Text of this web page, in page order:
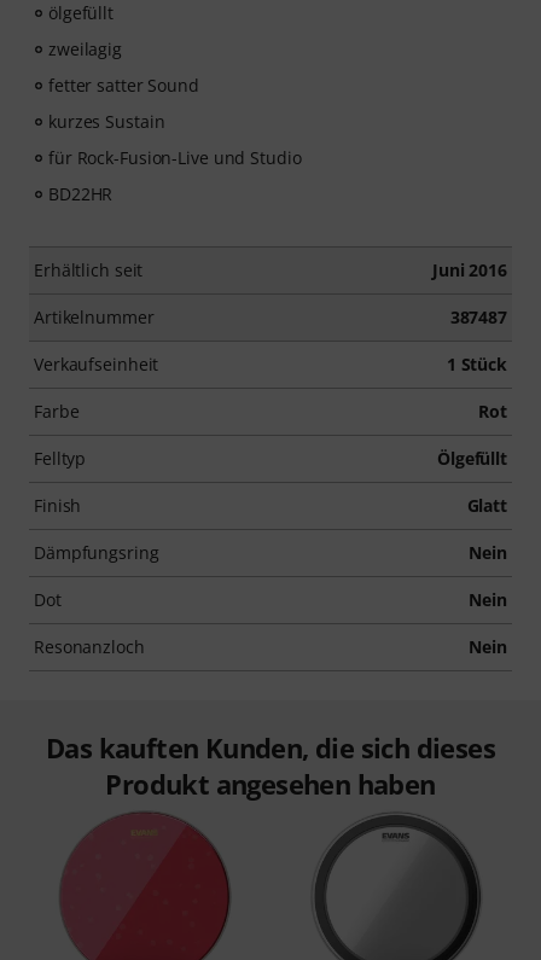
ölgefüllt
zweilagig
fetter satter Sound
kurzes Sustain
für Rock-Fusion-Live und Studio
BD22HR
Erhältlich seit Juni 2016
Artikelnummer 387487
Verkaufseinheit 1 Stück
Farbe Rot
Felltyp Ölgefüllt
Finish Glatt
Dämpfungsring Nein
Dot Nein
Resonanzloch Nein
Das kauften Kunden, die sich dieses
Produkt angesehen haben